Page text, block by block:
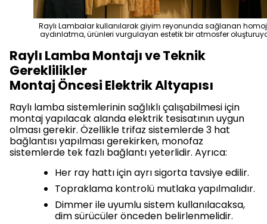
Raylı Lambalar kullanılarak giyim reyonunda sağlanan
aydınlatma, ürünleri vurgulayan estetik bir atmosfer
Raylı Lamba Montajı ve Teknik
Gereklilikler
Montaj Öncesi Elektrik Altyapısı
Raylı lamba sistemlerinin sağlıklı çalışabilmesi için
montaj yapılacak alanda elektrik tesisatının uygun
olması gerekir. Özellikle trifaz sistemlerde 3 hat
bağlantısı yapılması gerekirken, monofaz
sistemlerde tek fazlı bağlantı yeterlidir. Ayrıca:
Her ray hattı için ayrı sigorta tavsiye edilir.
Topraklama kontrolü mutlaka yapılmalıdır.
Dimmer ile uyumlu sistem kullanılacaksa,
dim sürücüler önceden belirlenmelidir.